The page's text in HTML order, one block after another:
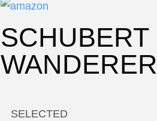
SCHUBERT
WANDERER
SELECTED